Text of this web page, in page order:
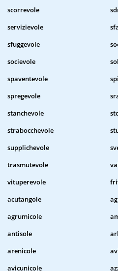
scorrevole
servizievole
sfuggevole
socievole
spaventevole
spregevole
stanchevole
strabocchevole
supplichevole
trasmutevole
vituperevole
acutangole
agrumicole
antisole
arenicole
avicunicole